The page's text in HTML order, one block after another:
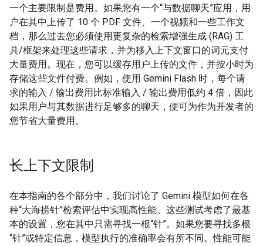
一个主要限制是费用。如果您有一个“与数据聊天”应用，用
户在其中上传了 10 个 PDF 文件、一个视频和一些工作文
档，那么过去您必须使用更复杂的检索增强生成 (RAG) 工
具/框架来处理这些请求，并为移入上下文窗口的词元支付
大量费用。现在，您可以缓存用户上传的文件，并按小时为
存储这些文件付费。例如，使用 Gemini Flash 时，每个请
求的输入 / 输出费用比标准输入 / 输出费用低约 4 倍，因此
如果用户与其数据进行足够多的聊天，便可为作为开发者的
您节省大量费用。
长上下文限制
在本指南的各个部分中，我们讨论了 Gemini 模型如何在各
种“大海捞针”检索评估中实现高性能。这些测试考虑了最基
本的设置，您在其中只需寻找一根“针”。如果您要寻找多根
“针”或特定信息，模型执行的准确率会有所不同。性能可能